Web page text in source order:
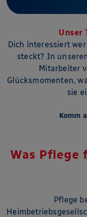
Unser
Dich interessiert
steckt? In
Mitarbeiter
Glücksmomenten,
sie
Komm
Was Pflege
Pflege